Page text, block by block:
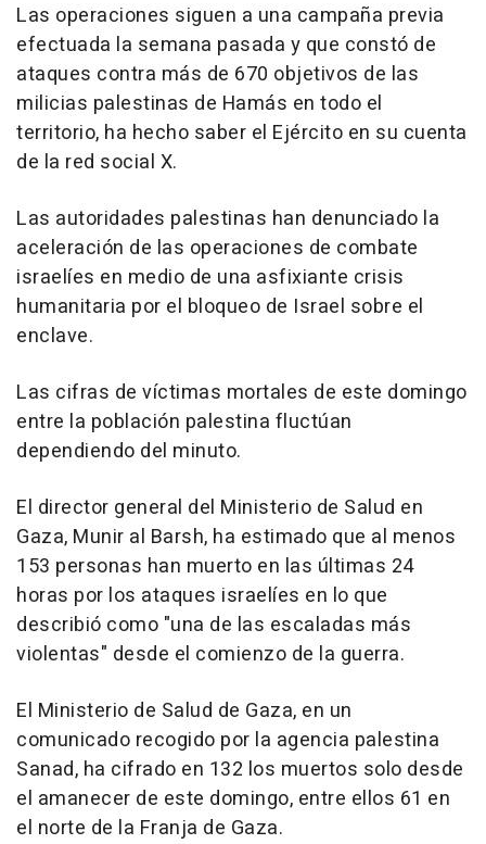
Las operaciones siguen a una campaña previa
efectuada la semana pasada y que constó de
ataques contra más de 670 objetivos de las
milicias palestinas de Hamás en todo el
territorio, ha hecho saber el Ejército en su cuenta
de la red social X.
Las autoridades palestinas han denunciado la
aceleración de las operaciones de combate
israelíes en medio de una asfixiante crisis
humanitaria por el bloqueo de Israel sobre el
enclave.
Las cifras de víctimas mortales de este domingo
entre la población palestina fluctúan
dependiendo del minuto.
El director general del Ministerio de Salud en
Gaza, Munir al Barsh, ha estimado que al menos
153 personas han muerto en las últimas 24
horas por los ataques israelíes en lo que
describió como "una de las escaladas más
violentas" desde el comienzo de la guerra.
El Ministerio de Salud de Gaza, en un
comunicado recogido por la agencia palestina
Sanad, ha cifrado en 132 los muertos solo desde
el amanecer de este domingo, entre ellos 61 en
el norte de la Franja de Gaza.